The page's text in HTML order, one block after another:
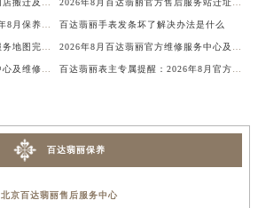
2026年8月百达翡丽官方售后门店搬迁及新开张最终公告 2026年8月百达翡丽官方售后服务站迁址与新设点补充最终公示
百达翡丽表主专属提示：2026年8月保养维修中心搬迁及新增事项 百达翡丽手表发条坏了解决办法是什么
2026年8月百达翡丽官方售后服务地图完整补充更新（迁址+增设） 2026年8月百达翡丽官方维修服务中心及保养站最新调整补充最终明细公示
2026年8月百达翡丽官方保养中心及维修服务点最终变动对照表最终确认 百达翡丽表主专属提醒：2026年8月官方售后网点迁址与新开
百达翡丽保养
北京百达翡丽售后服务中心